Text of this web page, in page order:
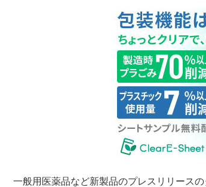
一般用医薬品など新製品のプレスリリースの